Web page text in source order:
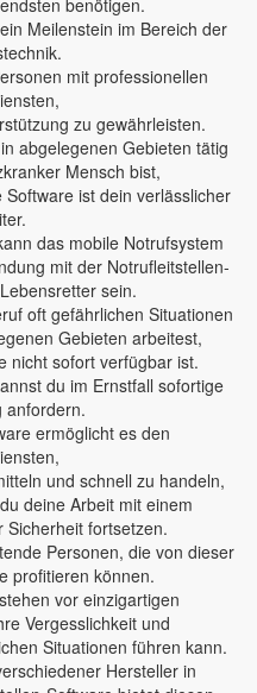
benötigen.
Meilenstein im Bereich der
mit professionellen
zu gewährleisten.
abgelegenen Gebieten tätig
Mensch bist,
ist dein verlässlicher
das mobile Notrufsystem
mit der Notrufleitstellen-
sein.
oft gefährlichen Situationen
Gebieten arbeitest,
nicht sofort verfügbar ist.
du im Ernstfall sofortige
anfordern.
ermöglicht es den
und schnell zu handeln,
deine Arbeit mit einem
fortsetzen.
Personen, die von dieser
profitieren können.
vor einzigartigen
Vergesslichkeit und
Situationen führen kann.
Hersteller in